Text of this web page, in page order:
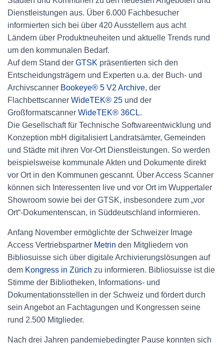
Dienstleistungen aus. Über 6.000 Fachbesucher
informierten sich bei über 420 Ausstellern aus acht
Ländern über Produktneuheiten und aktuelle Trends rund
um den kommunalen Bedarf.
Auf dem Stand der GTSK präsentierten sich den
Entscheidungsträgern und Experten u.a. der Buch- und
Archivscanner Bookeye® 5 V2 Archive, der
Flachbettscanner WideTEK® 25 und der
Großformatscanner WideTEK® 36CL.
Die Gesellschaft für Technische Softwareentwicklung und
Konzeption mbH digitalisiert Landratsämter, Gemeinden
und Städte mit ihren Vor-Ort Dienstleistungen. So werden
beispielsweise kommunale Akten und Dokumente direkt
vor Ort in den Kommunen gescannt. Über Access Scanner
können sich Interessenten live und vor Ort im Wuppertaler
Showroom sowie bei der GTSK, insbesondere zum „vor
Ort“-Dokumentenscan, in Süddeutschland informieren.
Anfang November ermöglichte der Schweizer Image
Access Vertriebspartner Metrin den Mitgliedern von
Bibliosuisse sich über digitale Archivierungslösungen auf
dem Kongress in Zürich zu informieren. Bibliosuisse ist die
Stimme der Bibliotheken, Informations- und
Dokumentationsstellen in der Schweiz und fördert durch
sein Angebot an Fachtagungen und Kongressen seine
rund 2.500 Mitglieder.
Nach drei Jahren pandemiebedingter Pause konnten sich